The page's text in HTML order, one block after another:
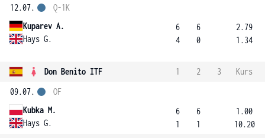
12.07.
Kuparev A.
Hays G.
Q-1K
6
4
6
0
2.79
1.34
Don Benito ITF 1 2 3
Kurs
09.07.
Kubka M.
Hays G.
OF
6
1
6
1
1.00
10.20